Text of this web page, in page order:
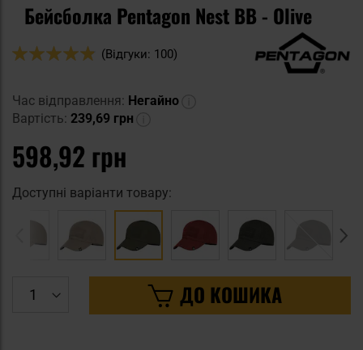
Бейсболка Pentagon Nest BB - Olive
Оцінка:
(Відгуки: 100)
Час відправлення: Негайно
Вартість: 239,69 грн
598,92 грн
Доступні варіанти товару:
ДО КОШИКА